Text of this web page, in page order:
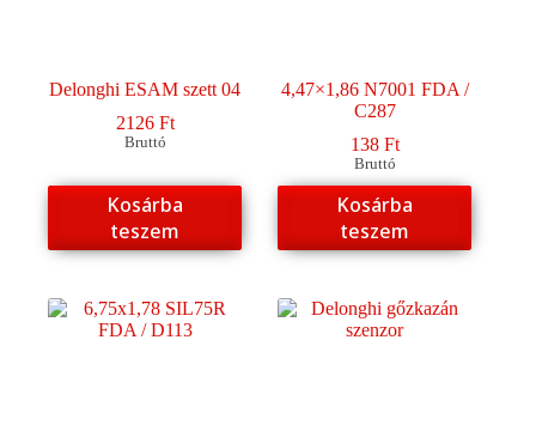
Delonghi ESAM szett 04
2126 Ft
Bruttó
Kosárba
teszem
4,47×1,86 N7001 FDA /
C287
138 Ft
Bruttó
Kosárba
teszem